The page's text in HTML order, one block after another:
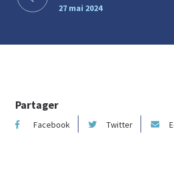
27 mai 2024
Partager
Facebook Twitter